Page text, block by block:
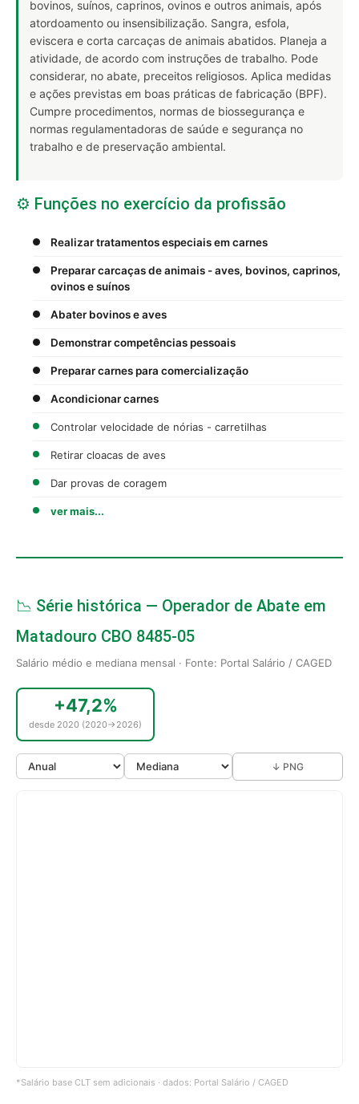
bovinos, suínos, caprinos, ovinos e outros animais, após
atordoamento ou insensibilização. Sangra, esfola,
eviscera e corta carcaças de animais abatidos. Planeja a
atividade, de acordo com instruções de trabalho. Pode
considerar, no abate, preceitos religiosos. Aplica medidas
e ações previstas em boas práticas de fabricação (BPF).
Cumpre procedimentos, normas de biossegurança e
normas regulamentadoras de saúde e segurança no
trabalho e de preservação ambiental.
⚙️ Funções no exercício da profissão
Realizar tratamentos especiais em carnes
Preparar carcaças de animais - aves, bovinos, caprinos,
ovinos e suínos
Abater bovinos e aves
Demonstrar competências pessoais
Preparar carnes para comercialização
Acondicionar carnes
Controlar velocidade de nórias - carretilhas
Retirar cloacas de aves
Dar provas de coragem
ver mais...
📉 Série histórica — Operador de Abate em
Matadouro CBO 8485-05
Salário médio e mediana mensal · Fonte: Portal Salário / CAGED
+47,2%
desde 2020 (2020→2026)
↓ PNG
*Salário base CLT sem adicionais · dados: Portal Salário / CAGED